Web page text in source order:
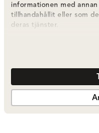
informationen med
tillhandahållit eller som
deras tjänster.
Bordslampa | Small | Grå
Vipp
5